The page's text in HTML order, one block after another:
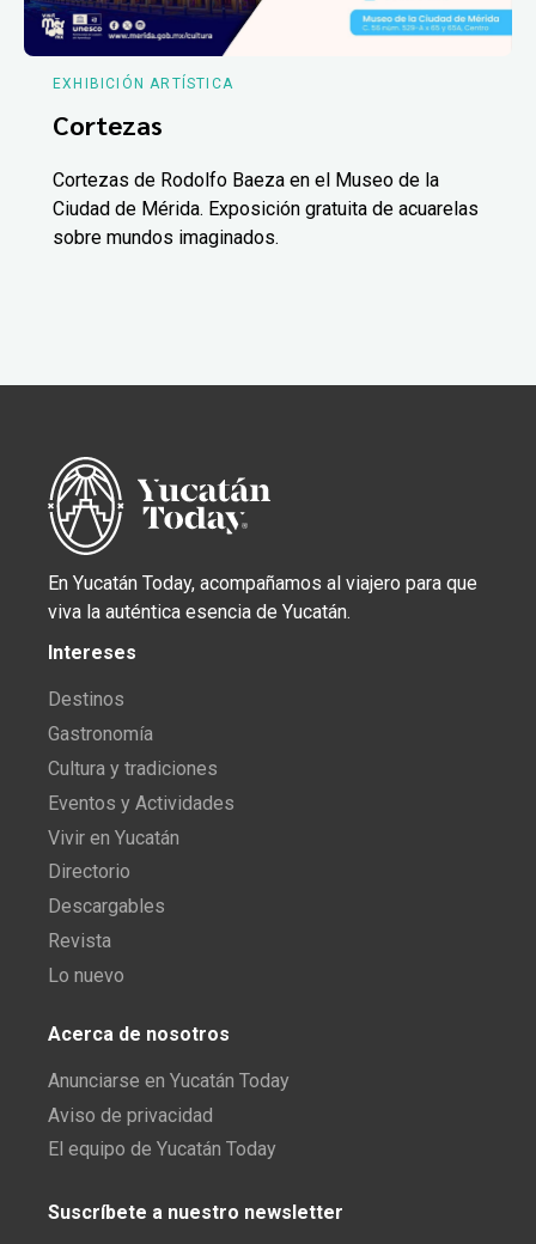
EXHIBICIÓN ARTÍSTICA
Cortezas
Cortezas de Rodolfo Baeza en el Museo de la
Ciudad de Mérida. Exposición gratuita de acuarelas
sobre mundos imaginados.
En Yucatán Today, acompañamos al viajero para que
viva la auténtica esencia de Yucatán.
Intereses
Destinos
Gastronomía
Cultura y tradiciones
Eventos y Actividades
Vivir en Yucatán
Directorio
Descargables
Revista
Lo nuevo
Acerca de nosotros
Anunciarse en Yucatán Today
Aviso de privacidad
El equipo de Yucatán Today
Suscríbete a nuestro newsletter